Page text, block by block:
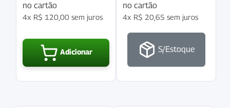
no cartão
4x R$ 120,00 sem juros
Adicionar
no cartão
4x R$ 20,65 sem juros
S/Estoque